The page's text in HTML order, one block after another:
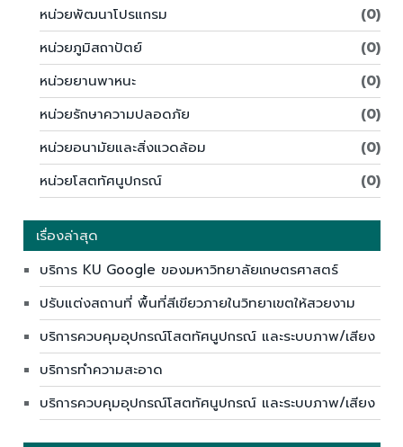
หน่วยพัฒนาโปรแกรม
(0)
หน่วยภูมิสถาปัตย์
(0)
หน่วยยานพาหนะ
(0)
หน่วยรักษาความปลอดภัย
(0)
หน่วยอนามัยและสิ่งแวดล้อม
(0)
หน่วยโสตทัศนูปกรณ์
(0)
เรื่องล่าสุด
บริการ KU Google ของมหาวิทยาลัยเกษตรศาสตร์
ปรับแต่งสถานที่ พื้นที่สีเขียวภายในวิทยาเขตให้สวยงาม
บริการควบคุมอุปกรณ์โสตทัศนูปกรณ์ และระบบภาพ/เสียง
บริการทำความสะอาด
บริการควบคุมอุปกรณ์โสตทัศนูปกรณ์ และระบบภาพ/เสียง